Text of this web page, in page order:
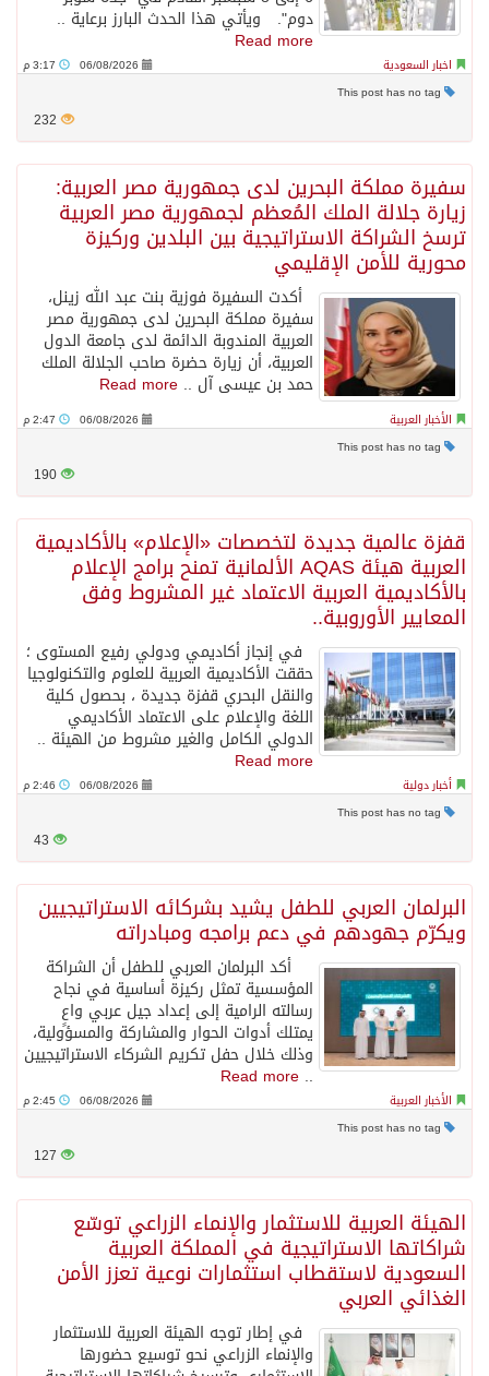
دوم". ويأتي هذا الحدث البارز برعاية ..
Read more
اخبار السعودية 06/08/2026
232
سفيرة مملكة البحرين لدى جمهورية مصر العربية:
زيارة جلالة الملك المُعظم لجمهورية مصر العربية
ترسخ الشراكة الاستراتيجية بين البلدين وركيزة
محورية للأمن الإقليمي
أكدت السفيرة فوزية بنت عبد الله زينل،
سفيرة مملكة البحرين لدى جمهورية مصر
العربية المندوبة الدائمة لدى جامعة الدول
العربية، أن زيارة حضرة صاحب الجلالة الملك
حمد بن عيسى آل .. Read more
الأخبار العربية 06/08/2026
190
قفزة عالمية جديدة لتخصصات «الإعلام» بالأكاديمية
العربية هيئة AQAS الألمانية تمنح برامج الإعلام
بالأكاديمية العربية الاعتماد غير المشروط وفق
المعايير الأوروبية..
في إنجاز أكاديمي ودولي رفيع المستوى ؛
حققت الأكاديمية العربية للعلوم والتكنولوجيا
والنقل البحري قفزة جديدة ، بحصول كلية
اللغة والإعلام على الاعتماد الأكاديمي
الدولي الكامل والغير مشروط من الهيئة ..
Read more
أخبار دولية 06/08/2026
43
البرلمان العربي للطفل يشيد بشركائه الاستراتيجيين
ويكرّم جهودهم في دعم برامجه ومبادراته
أكد البرلمان العربي للطفل أن الشراكة
المؤسسية تمثل ركيزة أساسية في نجاح
رسالته الرامية إلى إعداد جيل عربي واعٍ
يمتلك أدوات الحوار والمشاركة والمسؤولية،
وذلك خلال حفل تكريم الشركاء الاستراتيجيين
..
Read more
الأخبار العربية 06/08/2026
127
الهيئة العربية للاستثمار والإنماء الزراعي توسّع
شراكاتها الاستراتيجية في المملكة العربية
السعودية لاستقطاب استثمارات نوعية تعزز الأمن
الغذائي العربي
في إطار توجه الهيئة العربية للاستثمار
والإنماء الزراعي نحو توسيع حضورها